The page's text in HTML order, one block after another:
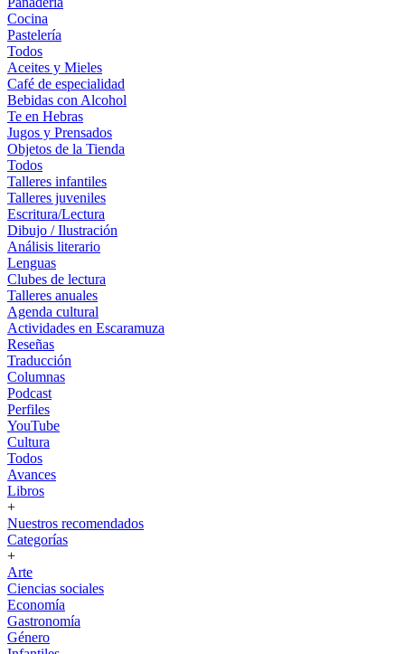
Cocina
Pastelería
Todos
Aceites y Mieles
Café de especialidad
Bebidas con Alcohol
Te en Hebras
Jugos y Prensados
Objetos de la Tienda
Todos
Talleres infantiles
Talleres juveniles
Escritura/Lectura
Dibujo / Ilustración
Análisis literario
Lenguas
Clubes de lectura
Talleres anuales
Agenda cultural
Actividades en Escaramuza
Reseñas
Traducción
Columnas
Podcast
Perfiles
YouTube
Cultura
Todos
Avances
Libros
+
Nuestros recomendados
Categorías
+
Arte
Ciencias sociales
Economía
Gastronomía
Género